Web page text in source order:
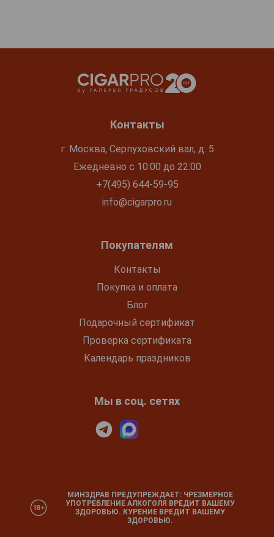
Контакты
г. Москва, Серпуховский вал, д. 5
Ежедневно с 10:00 до 22:00
+7(495) 644-59-95
info@cigarpro.ru
Покупателям
Контакты
Покупка и оплата
Блог
Подарочный сертификат
Проверка сертификата
Календарь праздников
Мы в соц. сетях
МИНЗДРАВ ПРЕДУПРЕЖДАЕТ: ЧРЕЗМЕРНОЕ
УПОТРЕБЛЕНИЕ АЛКОГОЛЯ ВРЕДИТ ВАШЕМУ
ЗДОРОВЬЮ. КУРЕНИЕ ВРЕДИТ ВАШЕМУ
ЗДОРОВЬЮ.